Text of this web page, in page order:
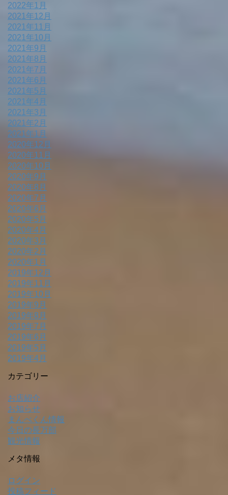
2022年1月
2021年12月
2021年11月
2021年10月
2021年9月
2021年8月
2021年7月
2021年6月
2021年5月
2021年4月
2021年3月
2021年2月
2021年1月
2020年12月
2020年11月
2020年10月
2020年9月
2020年8月
2020年7月
2020年6月
2020年5月
2020年4月
2020年3月
2020年2月
2020年1月
2019年12月
2019年11月
2019年10月
2019年9月
2019年8月
2019年7月
2019年6月
2019年5月
2019年4月
カテゴリー
お店紹介
お知らせ
まんべくん情報
今日の長万部
観光情報
メタ情報
ログイン
投稿フィード